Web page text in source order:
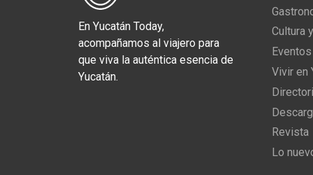
En Yucatán Today,
acompañamos al viajero para
que viva la auténtica esencia de
Yucatán.
Cultura
Vivir en
Revista
Lo